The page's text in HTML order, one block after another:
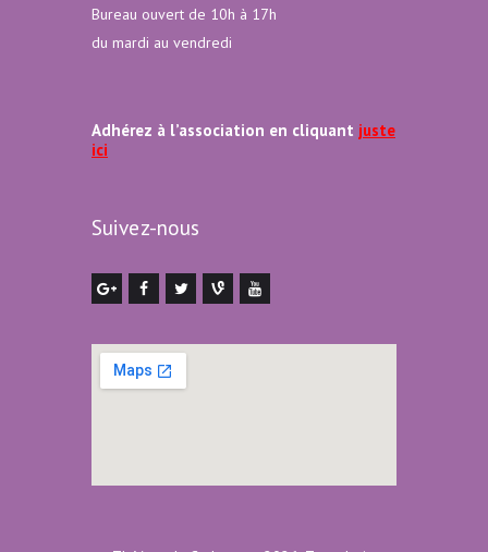
Bureau ouvert de 10h à 17h
du mardi au vendredi
Adhérez à l’association en cliquant juste
ici
Suivez-nous